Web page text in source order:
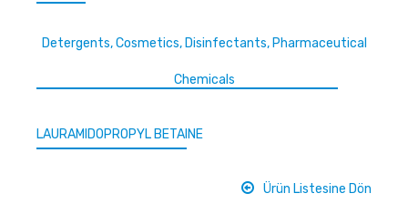
Detergents, Cosmetics, Disinfectants, Pharmaceutical
Chemicals
LAURAMIDOPROPYL BETAINE
Ürün Listesine Dön